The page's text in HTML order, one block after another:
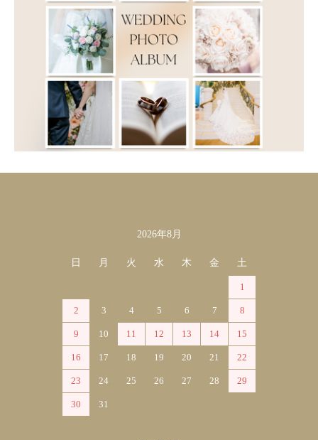
2026年8月
日 月 火 水 木 金 土
1
2 3 4 5 6 7 8
9 10 11 12 13 14 15
16 17 18 19 20 21 22
23 24 25 26 27 28 29
30 31